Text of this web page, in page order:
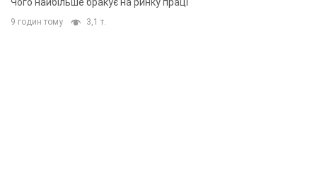
9 годин тому 3,1 т.